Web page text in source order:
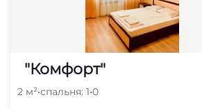
"Комфорт"
2 м²•спальня: 1•0